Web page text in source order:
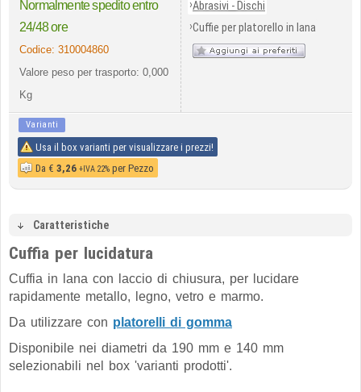
Normalmente spedito entro
24/48 ore
Codice: 310004860
Valore peso per trasporto: 0,000
Kg
›Abrasivi - Dischi
›Cuffie per platorello in lana
Varianti
Usa il box varianti per visualizzare i prezzi!
Da € 3,26 +IVA 22% per Pezzo
Caratteristiche
Cuffia per lucidatura
Cuffia in lana con laccio di chiusura, per lucidare
rapidamente metallo, legno, vetro e marmo.
Da utilizzare con platorelli di gomma
Disponibile nei diametri da 190 mm e 140 mm
selezionabili nel box 'varianti prodotti'.